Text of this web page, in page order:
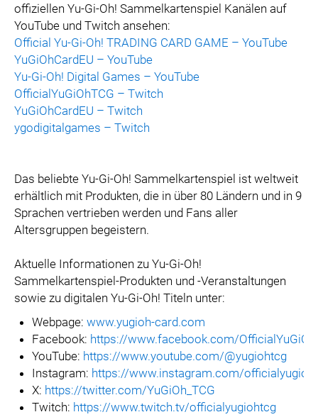
offiziellen Yu-Gi-Oh! Sammelkartenspiel Kanälen auf
YouTube und Twitch ansehen:
Official Yu-Gi-Oh! TRADING CARD GAME – YouTube
YuGiOhCardEU – YouTube
Yu-Gi-Oh! Digital Games – YouTube
OfficialYuGiOhTCG – Twitch
YuGiOhCardEU – Twitch
ygodigitalgames – Twitch
Das beliebte Yu-Gi-Oh! Sammelkartenspiel ist weltweit
erhältlich mit Produkten, die in über 80 Ländern und in 9
Sprachen vertrieben werden und Fans aller
Altersgruppen begeistern.
Aktuelle Informationen zu Yu-Gi-Oh!
Sammelkartenspiel-Produkten und -Veranstaltungen
sowie zu digitalen Yu-Gi-Oh! Titeln unter:
Webpage: www.yugioh-card.com
Facebook: https://www.facebook.com/
YouTube: https://www.youtube.com/@yugiohtcg
Instagram: https://www.instagram.com/
X: https://twitter.com/YuGiOh_TCG
Twitch: https://www.twitch.tv/officialyugiohtcg